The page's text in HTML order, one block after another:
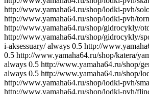
http://www.yamaha64.ru/shop/lodki-pvh/
http://www.yamaha64.ru/shop/lodki-pvh/
http://www.yamaha64.ru/shop/gidrocykly/
http://www.yamaha64.ru/shop/gidrocykly/
i-aksessuary/ always 0.5 http://
0.5 http://www.yamaha64.ru/shop/katera/
always 0.5 http://www.yamaha64.ru/shop/
always 0.5 http://www.yamaha64.ru/shop/
http://www.yamaha64.ru/shop/lodki-pvh/
http://www.yamaha64.ru/shop/lodki-pvh/